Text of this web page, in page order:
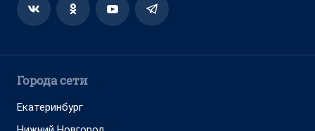
Города сети
Екатеринбург